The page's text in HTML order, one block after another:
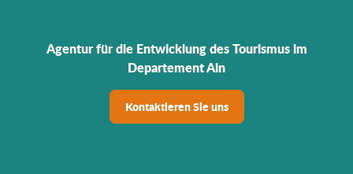
Agentur für die Entwicklung des Tourismus im
Departement Ain
Kontaktieren Sie uns